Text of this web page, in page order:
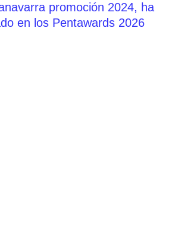
promoción 2024, ha
en los Pentawards 2026